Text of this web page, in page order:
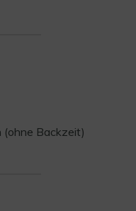
(ohne Backzeit)